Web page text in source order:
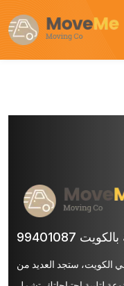
ستجد العديد من